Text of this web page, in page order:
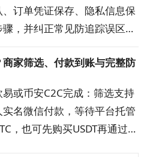
订单凭证保存、隐私信息保
，并纠正常见防追踪误区。
，出现问题时也更容易提交
家筛选、付款到账与完整防
或币安C2C完成：筛选支持
名微信付款，等待平台托管
，也可先购买USDT再通过